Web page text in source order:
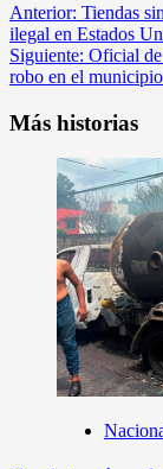
Anterior: Tiendas
ilegal en Estados
Siguiente: Oficial de
robo en el
Más historias